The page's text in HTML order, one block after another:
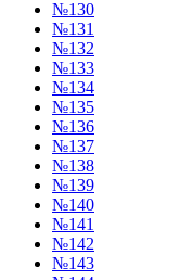
№130
№131
№132
№133
№134
№135
№136
№137
№138
№139
№140
№141
№142
№143